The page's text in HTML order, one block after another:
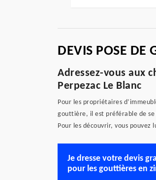
DEVIS POSE DE
Adressez-vous aux
Perpezac Le Blanc
Pour les propriétaires
gouttière, il est préférable de se
Pour les découvrir, vous pouvez
Je dresse votre devis
pour les gouttières en